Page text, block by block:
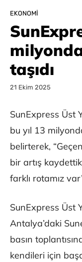
EKONOMI
taşıdı
21 Ekim 2025
SunExpress Üst
bu yıl 13
belirterek,
bir artış
farklı rotamız
SunExpress Üst
Antalya’daki
basın
kendileri için